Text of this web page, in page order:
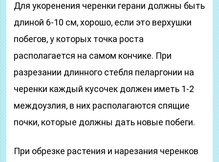
Для укоренения черенки герани должны быть
длиной 6-10 см, хорошо, если это верхушки
побегов, у которых точка роста
располагается на самом кончике. При
разрезании длинного стебля пеларгонии на
черенки каждый кусочек должен иметь 1-2
междоузлия, в них располагаются спящие
почки, которые должны дать новые побеги.
При обрезке растения и нарезания черенков